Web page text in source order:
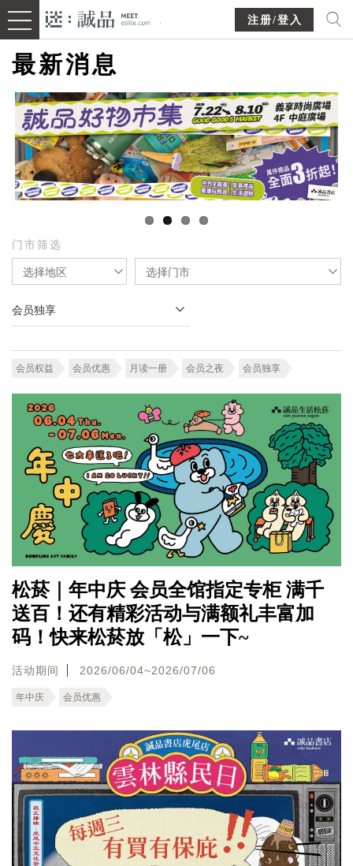
注册/登入
最新消息
门市筛选
选择地区 选择门市
会员独享
会员权益 会员优惠 月读一册 会员之夜 会员独享
松菸｜年中庆 会员全馆指定专柜 满千
送百！还有精彩活动与满额礼丰富加
码！快来松菸放「松」一下~
活动期间 2026/06/04~2026/07/06
年中庆 会员优惠